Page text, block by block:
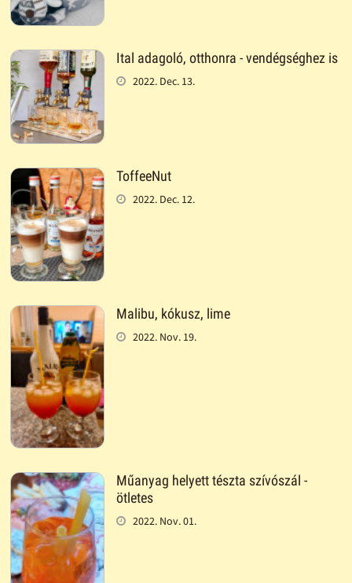
Ital adagoló, otthonra - vendégséghez is
2022. Dec. 13.
ToffeeNut
2022. Dec. 12.
Malibu, kókusz, lime
2022. Nov. 19.
Műanyag helyett tészta szívószál -
ötletes
2022. Nov. 01.